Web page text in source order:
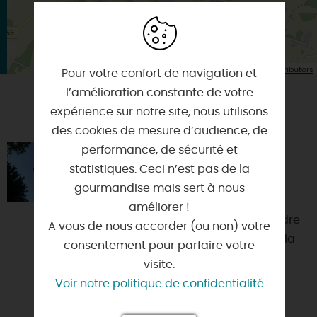
Leaflet| Map data ©OpenStreetMap contributors
VOUS AIMEREZ AUSSI
GRIMPE D'ARBRES À
L'ARBORETUM DES BARRES
45290 - NOGENT-SUR-VERNISSON
Grimper dans les arbres, c’est perdre
ses repères de terrien, prendre de la
hauteur, oser se dépasser et
s’immerger dans un univ...
Pour votre confort de navigation et
l’amélioration constante de votre
expérience sur notre site, nous utilisons
des cookies de mesure d’audience, de
performance, de sécurité et
statistiques. Ceci n’est pas de la
gourmandise mais sert à nous
améliorer !
A vous de nous accorder (ou non) votre
consentement pour parfaire votre
visite.
Voir notre politique de confidentialité